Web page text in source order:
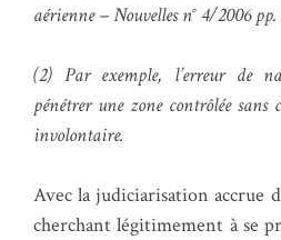
aérienne – Nouvelles n° 4/2006 pp.
(2) Par exemple, l’erreur de
pénétrer une zone contrôlée
involontaire.
Avec la judiciarisation accrue
cherchant légitimement à se